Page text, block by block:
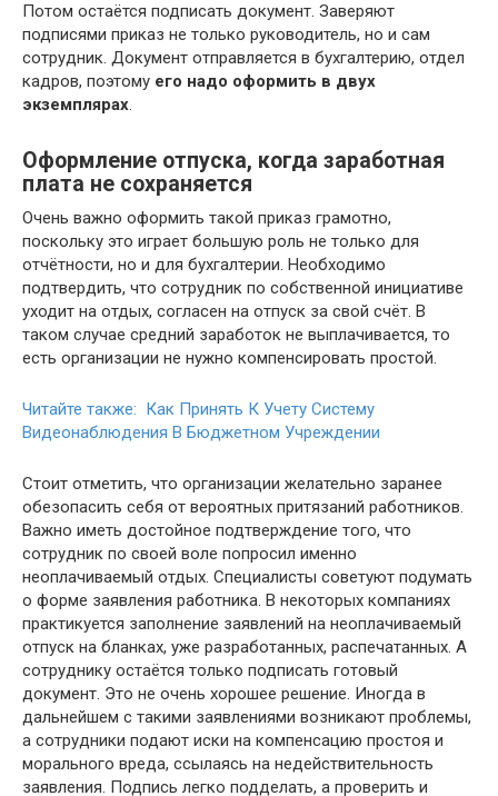
Потом остаётся подписать документ. Заверяют
подписями приказ не только руководитель, но и сам
сотрудник. Документ отправляется в бухгалтерию, отдел
кадров, поэтому его надо оформить в двух
экземплярах.
Оформление отпуска, когда заработная
плата не сохраняется
Очень важно оформить такой приказ грамотно,
поскольку это играет большую роль не только для
отчётности, но и для бухгалтерии. Необходимо
подтвердить, что сотрудник по собственной инициативе
уходит на отдых, согласен на отпуск за свой счёт. В
таком случае средний заработок не выплачивается, то
есть организации не нужно компенсировать простой.
Читайте также: Как Принять К Учету Систему
Видеонаблюдения В Бюджетном Учреждении
Стоит отметить, что организации желательно заранее
обезопасить себя от вероятных притязаний работников.
Важно иметь достойное подтверждение того, что
сотрудник по своей воле попросил именно
неоплачиваемый отдых. Специалисты советуют подумать
о форме заявления работника. В некоторых компаниях
практикуется заполнение заявлений на неоплачиваемый
отпуск на бланках, уже разработанных, распечатанных. А
сотруднику остаётся только подписать готовый
документ. Это не очень хорошее решение. Иногда в
дальнейшем с такими заявлениями возникают проблемы,
а сотрудники подают иски на компенсацию простоя и
морального вреда, ссылаясь на недействительность
заявления. Подпись легко подделать, а проверить и